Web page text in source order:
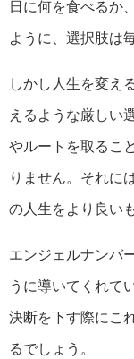
日に何を食べるか
ように、選択肢は
しかし人生を変え
えるような厳しい
やルートを取るこ
りません。それに
の人生をより良い
エンジェルナンバ
うに導いてくれて
決断を下す際にこ
るでしょう。